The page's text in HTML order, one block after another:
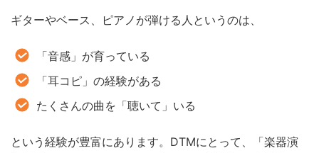
ギターやベース、ピアノが弾ける人というのは、
「音感」が育っている
「耳コピ」の経験がある
たくさんの曲を「聴いて」いる
という経験が豊富にあります。DTMにとって、「楽器演